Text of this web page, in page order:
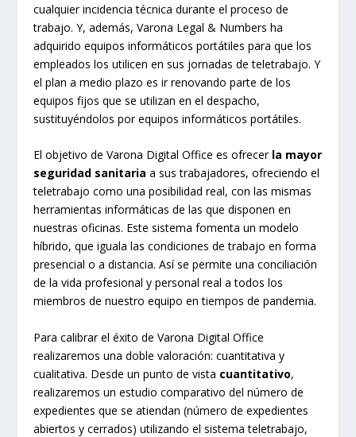
cualquier incidencia técnica durante el proceso de
trabajo. Y, además, Varona Legal & Numbers ha
adquirido equipos informáticos portátiles para que los
empleados los utilicen en sus jornadas de teletrabajo. Y
el plan a medio plazo es ir renovando parte de los
equipos fijos que se utilizan en el despacho,
sustituyéndolos por equipos informáticos portátiles.
El objetivo de Varona Digital Office es ofrecer la mayor
seguridad sanitaria a sus trabajadores, ofreciendo el
teletrabajo como una posibilidad real, con las mismas
herramientas informáticas de las que disponen en
nuestras oficinas. Este sistema fomenta un modelo
híbrido, que iguala las condiciones de trabajo en forma
presencial o a distancia. Así se permite una conciliación
de la vida profesional y personal real a todos los
miembros de nuestro equipo en tiempos de pandemia.
Para calibrar el éxito de Varona Digital Office
realizaremos una doble valoración: cuantitativa y
cualitativa. Desde un punto de vista cuantitativo,
realizaremos un estudio comparativo del número de
expedientes que se atiendan (número de expedientes
abiertos y cerrados) utilizando el sistema teletrabajo,